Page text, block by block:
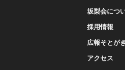
坂梨会につ
採用情報
広報そとがき
アクセス